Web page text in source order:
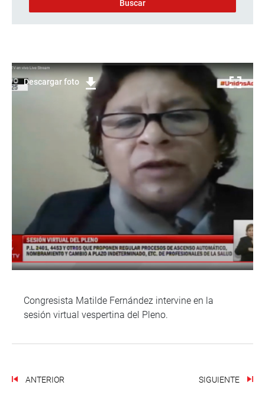
Descargar foto
Congresista Matilde Fernández intervine en la
sesión virtual vespertina del Pleno.
ANTERIOR SIGUIENTE